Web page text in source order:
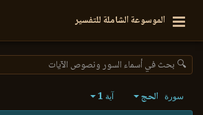
الموسوعة الشاملة للتفسير
🔍 بحث في أسماء السور ونصوص الآيات
سورة الحج آية 1